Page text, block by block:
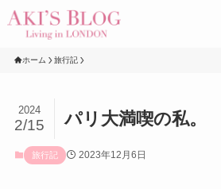
ホーム 旅行記
パリ大満喫の私。
2024
2/15
旅行記 2023年12月6日